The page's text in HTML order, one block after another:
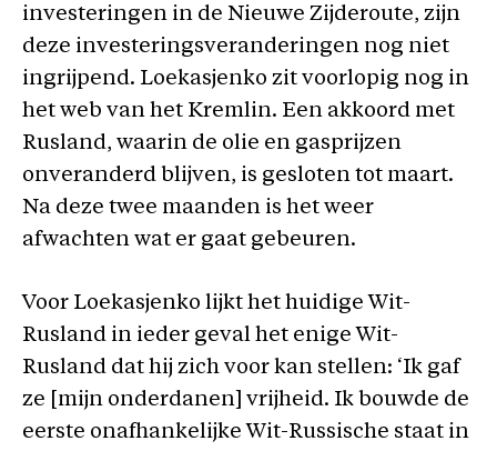
investeringen in de Nieuwe Zijderoute, zijn
deze investeringsveranderingen nog niet
ingrijpend. Loekasjenko zit voorlopig nog in
het web van het Kremlin. Een akkoord met
Rusland, waarin de olie en gasprijzen
onveranderd blijven, is gesloten tot maart.
Na deze twee maanden is het weer
afwachten wat er gaat gebeuren.
Voor Loekasjenko lijkt het huidige Wit-
Rusland in ieder geval het enige Wit-
Rusland dat hij zich voor kan stellen: ‘Ik gaf
ze [mijn onderdanen] vrijheid. Ik bouwde de
eerste onafhankelijke Wit-Russische staat in